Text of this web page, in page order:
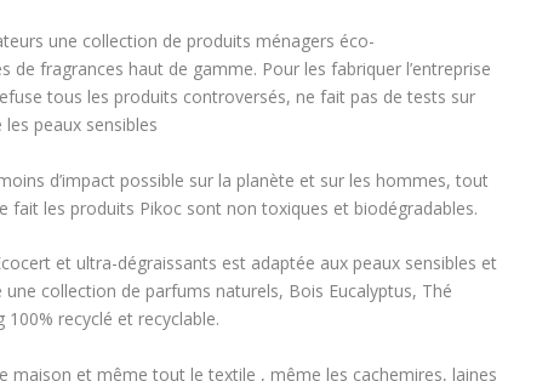
une collection de produits ménagers éco-
de fragrances haut de gamme. Pour les fabriquer l’entreprise
tous les produits controversés, ne fait pas de tests sur
peaux sensibles
d’impact possible sur la planète et sur les hommes, tout
fait les produits Pikoc sont non toxiques et biodégradables.
et ultra-dégraissants est adaptée aux peaux sensibles et
collection de parfums naturels, Bois Eucalyptus, Thé
recyclé et recyclable.
maison et même tout le textile , même les cachemires, laines